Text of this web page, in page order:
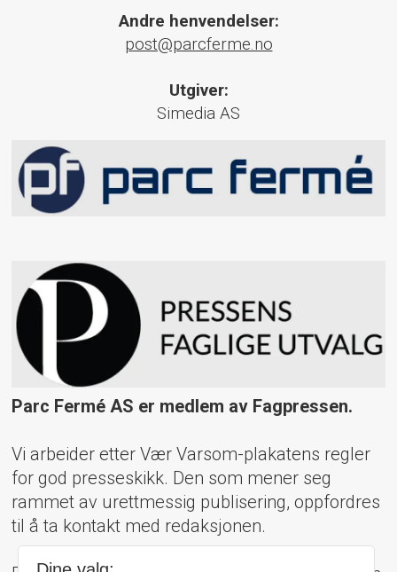
Andre henvendelser:
post@parcferme.no
Utgiver:
Simedia AS
Parc Fermé AS er medlem av Fagpressen.
Vi arbeider etter Vær Varsom-plakatens regler
for god presseskikk. Den som mener seg
rammet av urettmessig publisering, oppfordres
til å ta kontakt med redaksjonen.